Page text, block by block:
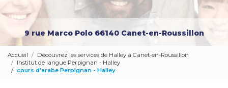
9 rue Marco Polo 66140 Canet-en-Roussillon
Accueil
Découvrez les services de Halley à Canet-en-Roussillon
Institut de langue Perpignan - Halley
cours d'arabe Perpignan - Halley